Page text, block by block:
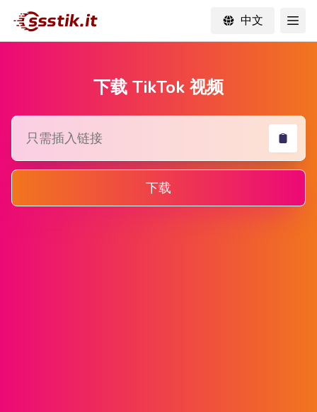
中文
下载 TikTok 视频
下载